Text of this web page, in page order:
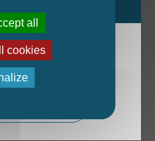
d’Anjou
Mag est arrivée!
all
cookies